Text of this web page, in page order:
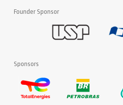
Founder Sponsor
Sponsors